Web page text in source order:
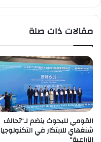
مقالات ذات صلة
القومي للبحوث ينضم لـ”تحالف
شنغهاي للابتكار في التكنولوجيا